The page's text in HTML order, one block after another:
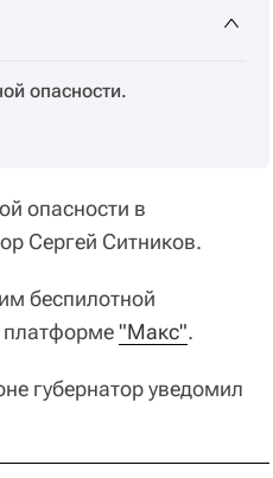
опасности.
опасности в
Сергей Ситников.
беспилотной
платформе"Макс".
губернатор уведомил